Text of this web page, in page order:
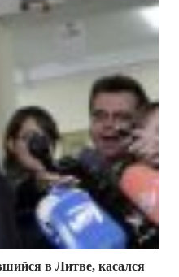
в Литве, касался